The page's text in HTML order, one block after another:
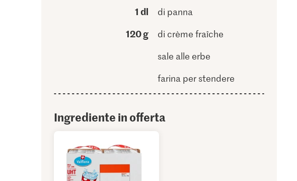
1 dl di panna
120 g
di crème fraîche
sale alle erbe
farina per stendere
Ingrediente in offerta